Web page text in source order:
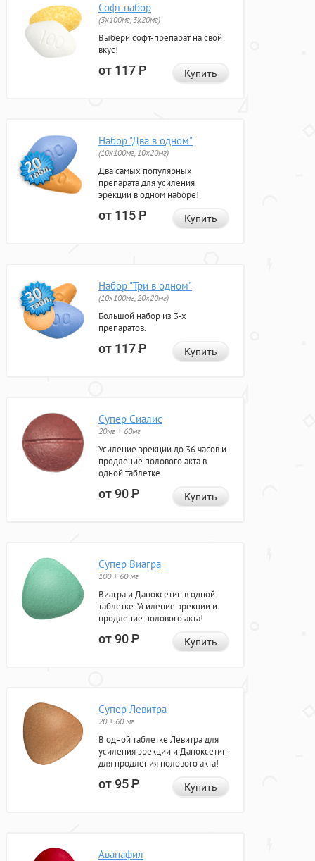
Софт набор
(3x100мг, 3x20мг)
Выбери софт-препарат на свой
вкус!
от 117Р Купить
Набор "Два в одном"
(10x100мг, 10x20мг)
Два самых популярных
препарата для усиления
эрекции в одном наборе!
от 115Р Купить
Набор "Три в одном"
(10x100мг, 20x20мг)
Большой набор из 3-х
препаратов.
от 117Р Купить
Супер Сиалис
20мг + 60мг
Усиление эрекции до 36 часов и
продление полового акта в
одной таблетке.
от 90Р Купить
Супер Виагра
100 + 60 мг
Виагра и Дапоксетин в одной
таблетке. Усиление эрекции и
продление полового акта!
от 90Р Купить
Супер Левитра
20 + 60 мг
В одной таблетке Левитра для
усиления эрекции и Дапоксетин
для продления полового акта!
от 95Р Купить
Аванафил